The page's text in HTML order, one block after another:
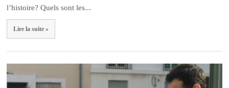
l’histoire? Quels sont les...
Lire la suite »